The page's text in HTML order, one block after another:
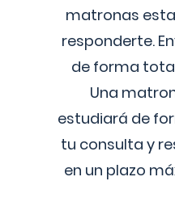
matronas
responderte.
de forma
Una
estudiará de
tu consulta y
en un plazo